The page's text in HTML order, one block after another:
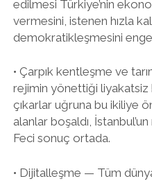
edilmesi Türkiye’nin
vermesini, istenen hızla
demokratikleşmesini
• Çarpık kentleşme ve
rejimin yönettiği liyakatsiz
çıkarlar uğruna bu ikiliye
alanlar boşaldı,
Feci sonuç ortada.
• Dijitalleşme — Tüm